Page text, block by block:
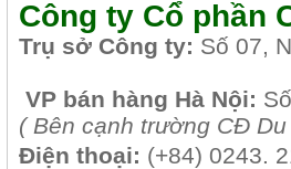
Công ty Cổ phần
Trụ sở Công ty: Số 07,
VP bán hàng Hà Nội:
( Bên cạnh trường CĐ
Điện thoại: (+84) 0243.